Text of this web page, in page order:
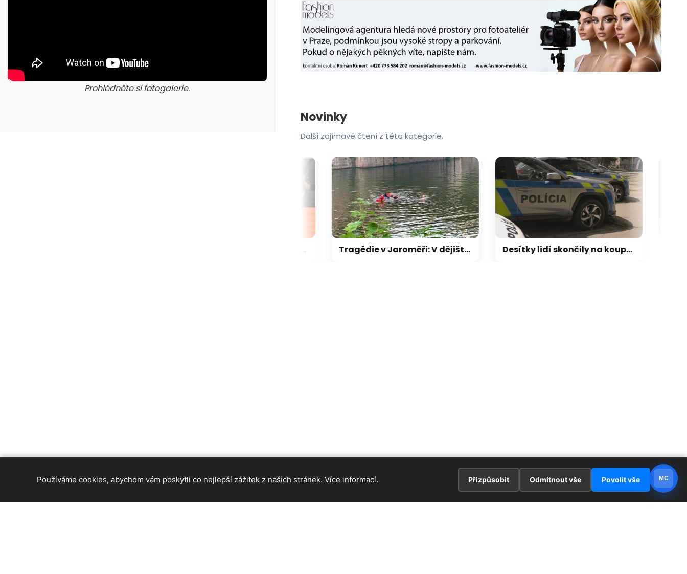
Prohlédněte si fotogalerie.
Novinky
Další zajímavé čtení z této kategorie.
Tragédie v Jaroměři: V dějišti známého metalového festivalu utonul muž Desítky lidí skončily na koupališti v péči záchranářů. Na Slovensku řeší, co bylo ve vodě
Používáme cookies, abychom vám poskytli co nejlepší zážitek z našich stránek. Více informací. Přizpůsobit Odmítnout vše Povolit vše MC